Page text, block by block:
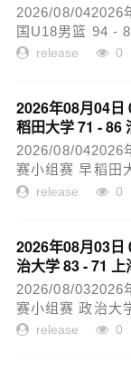
2026/08/042026
国U18男篮 94 -
release 0
2026年08月04日
稻田大学 71 - 86
2026/08/042026
赛小组赛 早稻田
release 0
2026年08月03日
治大学 83 - 71
2026/08/032026
赛小组赛 政治大
release 0